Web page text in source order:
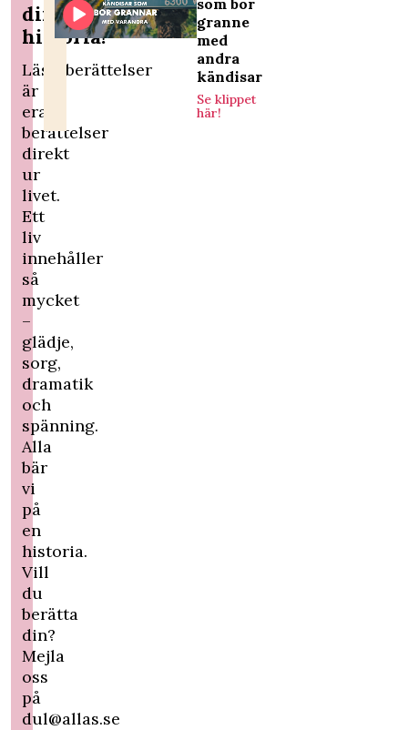
din
historia!
Läsarberättelser
är
era
berättelser
direkt
ur
livet.
Ett
liv
innehåller
så
mycket
–
glädje,
sorg,
dramatik
och
spänning.
Alla
bär
vi
på
en
historia.
Vill
du
berätta
din?
Mejla
oss
på
dul@allas.se
granne
med
andra
kändisar
Se klippet
här!